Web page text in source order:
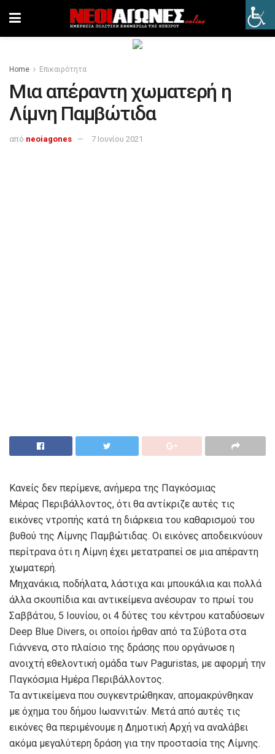
Home Επικαιρότητα
Μια απέραντη χωματερή η
Λίμνη Παμβώτιδα
από neoiagones 7 Ιουνίου 2021
Κανείς δεν περίμενε, ανήμερα της Παγκόσμιας
Μέρας Περιβάλλοντος, ότι θα αντίκριζε αυτές τις
εικόνες ντροπής κατά τη διάρκεια του καθαρισμού του
βυθού της Λίμνης Παμβώτιδας. Οι εικόνες αποδεικνύουν
περίτρανα ότι η Λίμνη έχει μετατραπεί σε μια απέραντη
χωματερή.
Μηχανάκια, ποδήλατα, λάστιχα και μπουκάλια και πολλά
άλλα σκουπίδια και αντικείμενα ανέσυραν το πρωί του
Σαββάτου, 5 Ιουνίου, οι 4 δύτες του κέντρου καταδύσεων
Deep Blue Divers, οι οποίοι ήρθαν από τα Σύβοτα στα
Γιάννενα, στο πλαίσιο της δράσης που οργάνωσε η
ανοιχτή εθελοντική ομάδα των Paguristas, με αφορμή την
Παγκόσμια Ημέρα Περιβάλλοντος.
Τα αντικείμενα που συγκεντρώθηκαν, απομακρύνθηκαν
με όχημα του δήμου Ιωαννιτών. Μετά από αυτές τις
εικόνες θα περιμένουμε η Δημοτική Αρχή να αναλάβει
ακόμα μεγαλύτερη δράση για την προστασία της Λίμνης.